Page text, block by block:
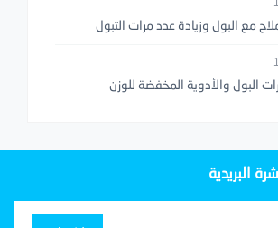
مع البول وزيادة عدد مرات التبول
البول والأدوية المخفضة للوزن
البريدية